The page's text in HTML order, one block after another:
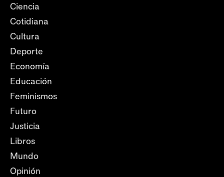
Ciencia
Cotidiana
Cultura
Deporte
Economía
Educación
Feminismos
Futuro
Justicia
Libros
Mundo
Opinión